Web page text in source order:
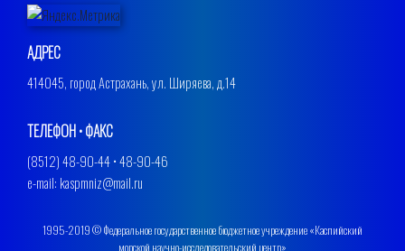
АДРЕС
414045, город Астрахань, ул. Ширяева, д.14
ТЕЛЕФОН • ФАКС
(8512) 48-90-44 • 48-90-46
e-mail: kaspmniz@mail.ru
1995-2019 © Федеральное государственное бюджетное учреждение «Каспийский
морской научно-исследовательский центр»